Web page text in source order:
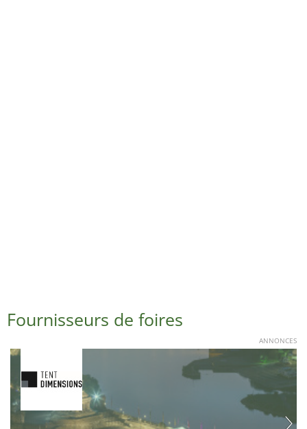
Fournisseurs de foires
ANNONCES